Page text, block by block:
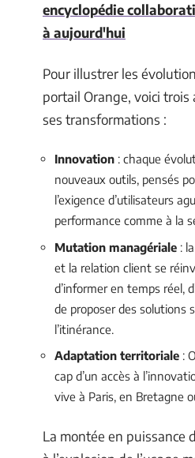
encyclopédie
à aujourd'hui
Pour illustrer les
portail Orange, voici
ses transformations :
Innovation : chaque
nouveaux outils, pensés
l’exigence d’utilisateurs
performance comme à la
Mutation managériale :
et la relation client se
d’informer en temps réel,
de proposer des solutions
l’itinérance.
Adaptation territoriale :
cap d’un accès à
vive à Paris, en Bretagne
La montée en puissance